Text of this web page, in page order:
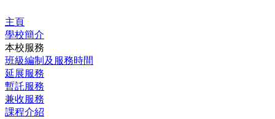
至
主
要
內
容
主頁
學校簡介
本校服務
班級編制及服務時間
延展服務
暫託服務
兼收服務
課程介紹